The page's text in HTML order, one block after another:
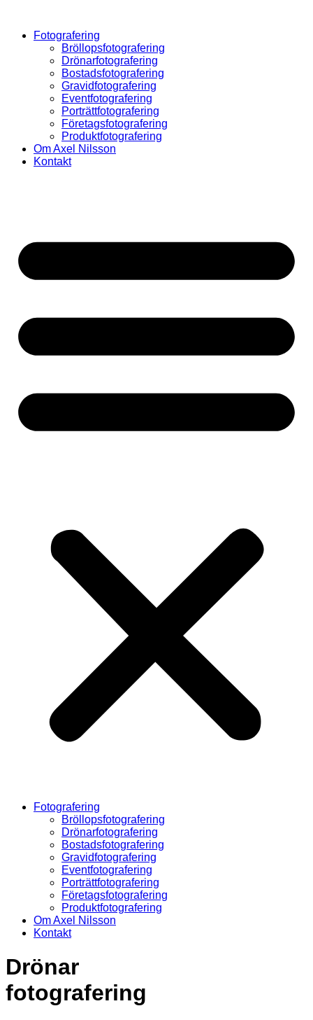
innehållFotografering
Bröllopsfotografering
Drönarfotografering
Bostadsfotografering
Gravidfotografering
Eventfotografering
Porträttfotografering
Företagsfotografering
Produktfotografering
Om Axel Nilsson
Kontakt
Fotografering
Bröllopsfotografering
Drönarfotografering
Bostadsfotografering
Gravidfotografering
Eventfotografering
Porträttfotografering
Företagsfotografering
Produktfotografering
Om Axel Nilsson
Kontakt
Drönar
fotografering